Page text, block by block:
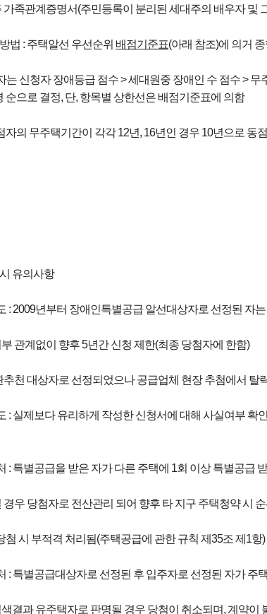
가족관계증명서(주민등록이 분리된 세대주의 배우자 및
법 : 주택알선 우선순위 배점기준표(아래 참조)에 의거
는 신청자 장애등급 점수 > 세대원중 장애인 수 점수 >
순으로 결정, 단, 항목별 상한선은 배점기준표에 의함
자의 무주택기간이 각각 12년, 16년인 경우 10년으로 동
유의사항
: 2009년부터 장애인특별공급 알선대상자로 선정된 자
관계없이 향후 5년간 신청 제한(최종 당첨자에 한함)
천 대상자로 선정되었으나 공급업체 현장 추첨에서 탈
: 실제보다 유리하게 작성한 신청서에 대해 사실여부 확
: 특별공급을 받은 자가 다른 주택에 1회 이상 특별공급
경우 당첨자로 전산관리 되어 향후 타 지구 주택청약 시 순
첨 시 부적격 처리됨(주택공급에 관한 규칙 제35조 제1항)
: 특별공급대상자로 선정된 후 입주자로 선정된 자가 주
결과 유주택자로 판명될 경우 당첨이 취소되며, 계약이